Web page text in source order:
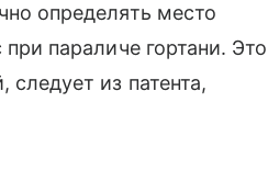
определять место
параличе гортани. Это
из патента,